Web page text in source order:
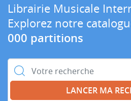
Librairie Musicale
Explorez notre
000 partitions
Rechercher :